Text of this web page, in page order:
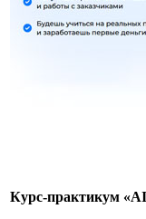
Курс-практикум